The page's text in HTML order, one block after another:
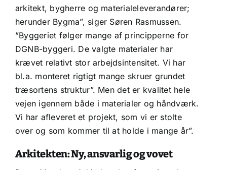
arkitekt, bygherre og materialeleverandører;
herunder Bygma”, siger Søren Rasmussen.
”Byggeriet følger mange af principperne for
DGNB-byggeri. De valgte materialer har
krævet relativt stor arbejdsintensitet. Vi har
bl.a. monteret rigtigt mange skruer grundet
træsortens struktur”. Men det er kvalitet hele
vejen igennem både i materialer og håndværk.
Vi har afleveret et projekt, som vi er stolte
over og som kommer til at holde i mange år”.
Arkitekten: Ny, ansvarlig og vovet